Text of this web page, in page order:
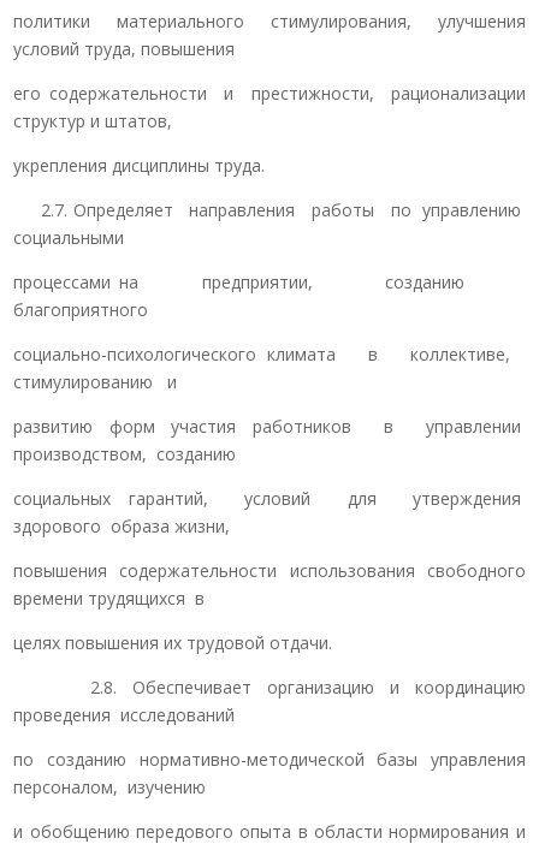
политики материального стимулирования, улучшения
условий труда, повышения
его содержательности и престижности, рационализации
структур и штатов,
укрепления дисциплины труда.
2.7. Определяет направления работы по управлению
социальными
процессами на предприятии, созданию
благоприятного
социально-психологического климата в коллективе,
стимулированию и
развитию форм участия работников в управлении
производством, созданию
социальных гарантий, условий для утверждения
здорового образа жизни,
повышения содержательности использования свободного
времени трудящихся в
целях повышения их трудовой отдачи.
2.8. Обеспечивает организацию и координацию
проведения исследований
по созданию нормативно-методической базы управления
персоналом, изучению
и обобщению передового опыта в области нормирования и